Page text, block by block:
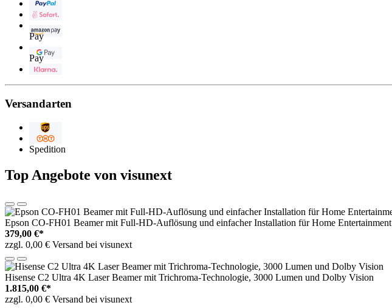
Pay
Pay
Versandarten
Spedition
Top Angebote von visunext
Epson CO-FH01 Beamer mit Full-HD-Auflösung und einfacher Installation für Home Entertainment
379,00 €*
zzgl. 0,00 € Versand bei visunext
Hisense C2 Ultra 4K Laser Beamer mit Trichroma-Technologie, 3000 Lumen und Dolby Vision
1.815,00 €*
zzgl. 0,00 € Versand bei visunext